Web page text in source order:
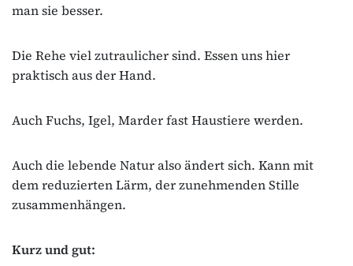
man sie besser.
Die Rehe viel zutraulicher sind. Essen uns hier
praktisch aus der Hand.
Auch Fuchs, Igel, Marder fast Haustiere werden.
Auch die lebende Natur also ändert sich. Kann mit
dem reduzierten Lärm, der zunehmenden Stille
zusammenhängen.
Kurz und gut: